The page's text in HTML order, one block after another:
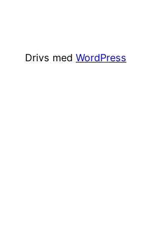
Drivs med WordPress